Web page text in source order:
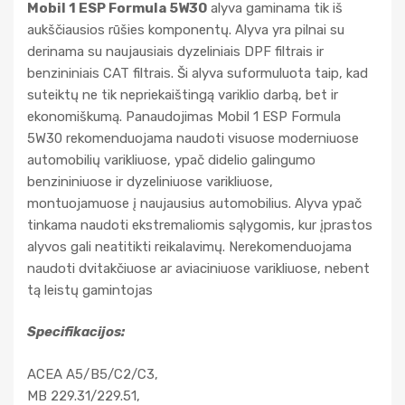
Mobil 1 ESP Formula 5W30 alyva gaminama tik iš
aukščiausios rūšies komponentų. Alyva yra pilnai su
derinama su naujausiais dyzeliniais DPF filtrais ir
benzininiais CAT filtrais. Ši alyva suformuluota taip, kad
suteiktų ne tik nepriekaištingą variklio darbą, bet ir
ekonomiškumą. Panaudojimas Mobil 1 ESP Formula
5W30 rekomenduojama naudoti visuose moderniuose
automobilių varikliuose, ypač didelio galingumo
benzininiuose ir dyzeliniuose varikliuose,
montuojamuose į naujausius automobilius. Alyva ypač
tinkama naudoti ekstremaliomis sąlygomis, kur įprastos
alyvos gali neatitikti reikalavimų. Nerekomenduojama
naudoti dvitakčiuose ar aviaciniuose varikliuose, nebent
tą leistų gamintojas
Specifikacijos:
ACEA A5/B5/C2/C3,
MB 229.31/229.51,